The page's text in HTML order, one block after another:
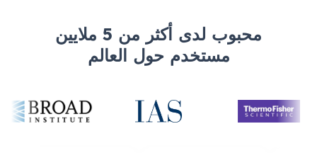
محبوب لدى أكثر من 5 ملايين
مستخدم حول العالم